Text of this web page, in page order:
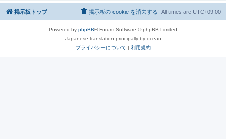
掲示板トップ All times are UTC+09:00
掲示板の cookie を消去する
Powered by phpBB® Forum Software © phpBB Limited
Japanese translation principally by ocean
プライバシーについて | 利用規約